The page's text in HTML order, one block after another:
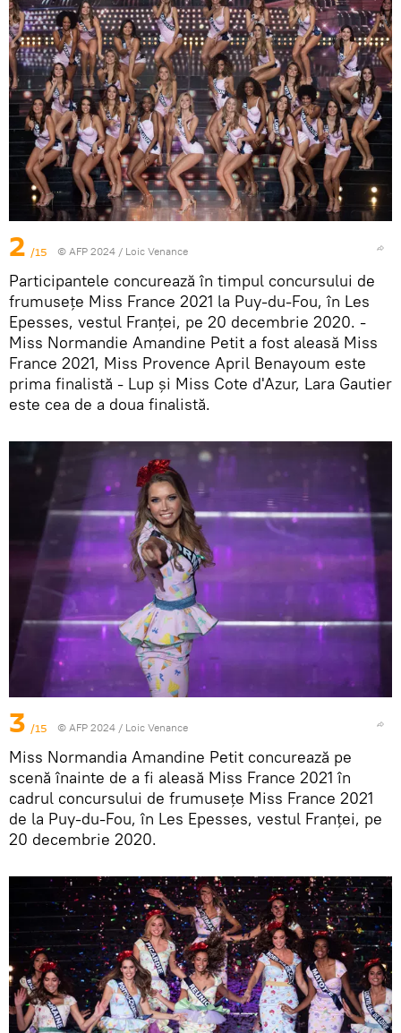
2 /15 © AFP 2024 / Loic Venance
Participantele concurează în timpul concursului de
frumusețe Miss France 2021 la Puy-du-Fou, în Les
Epesses, vestul Franței, pe 20 decembrie 2020. -
Miss Normandie Amandine Petit a fost aleasă Miss
France 2021, Miss Provence April Benayoum este
prima finalistă - Lup și Miss Cote d'Azur, Lara Gautier
este cea de a doua finalistă.
3 /15 © AFP 2024 / Loic Venance
Miss Normandia Amandine Petit concurează pe
scenă înainte de a fi aleasă Miss France 2021 în
cadrul concursului de frumusețe Miss France 2021
de la Puy-du-Fou, în Les Epesses, vestul Franței, pe
20 decembrie 2020.